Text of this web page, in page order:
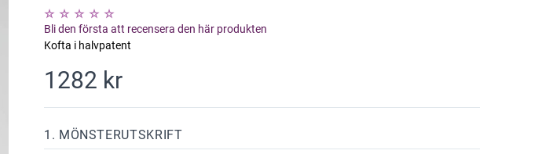
Bli den första att recensera den här produkten
Kofta i halvpatent
1282 kr
1. MÖNSTERUTSKRIFT